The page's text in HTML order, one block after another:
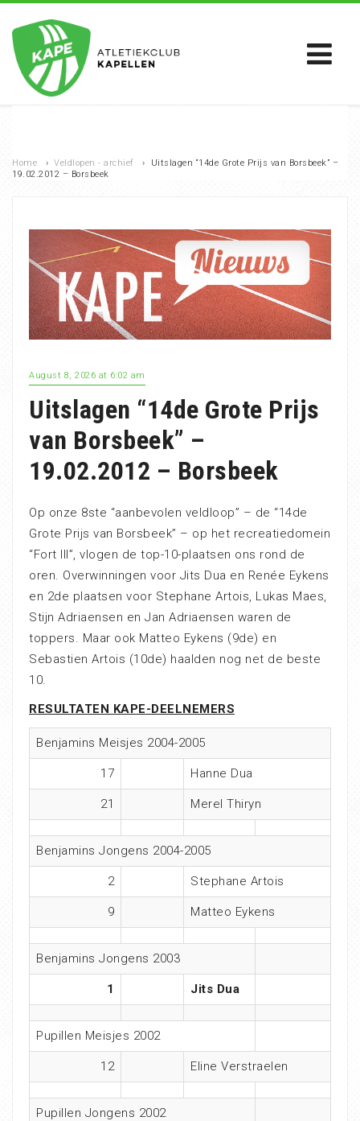
Home › Veldlopen - archief ›
Uitslagen “14de Grote Prijs van Borsbeek” –
19.02.2012 – Borsbeek
August 8, 2026 at 6:02 am
Uitslagen “14de Grote Prijs
van Borsbeek” –
19.02.2012 – Borsbeek
Op onze 8ste “aanbevolen veldloop” – de “14de
Grote Prijs van Borsbeek” – op het recreatiedomein
“Fort III”, vlogen de top-10-plaatsen ons rond de
oren. Overwinningen voor Jits Dua en Renée Eykens
en 2de plaatsen voor Stephane Artois, Lukas Maes,
Stijn Adriaensen en Jan Adriaensen waren de
toppers. Maar ook Matteo Eykens (9de) en
Sebastien Artois (10de) haalden nog net de beste
10.
RESULTATEN KAPE-DEELNEMERS
Benjamins Meisjes 2004-2005
17 Hanne Dua
21 Merel Thiryn
Benjamins Jongens 2004-2005
2 Stephane Artois
9 Matteo Eykens
Benjamins Jongens 2003
1 Jits Dua
Pupillen Meisjes 2002
12 Eline Verstraelen
Pupillen Jongens 2002